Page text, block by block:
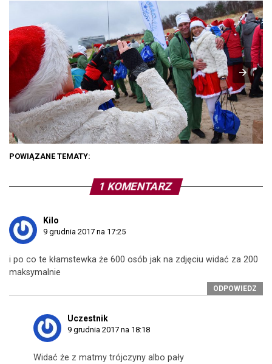
POWIĄZANE TEMATY:
1 KOMENTARZ
Kilo
9 grudnia 2017 na 17:25
i po co te kłamstewka że 600 osób jak na zdjęciu widać za 200
maksymalnie
ODPOWIEDZ
Uczestnik
9 grudnia 2017 na 18:18
Widać że z matmy trójczyny albo pały